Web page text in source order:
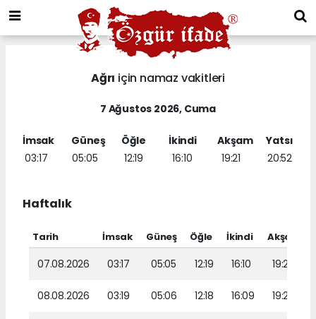
Ağrı için namaz vakitleri
7 Ağustos 2026, Cuma
İmsak
03:17
Güneş
05:05
Öğle
12:19
İkindi
16:10
Akşam
19:21
Yatsı
20:52
Haftalık
Tarih İmsak Güneş Öğle İkindi Akşam
07.08.2026 03:17 05:05 12:19 16:10 19:21
08.08.2026 03:19 05:06 12:18 16:09 19:20